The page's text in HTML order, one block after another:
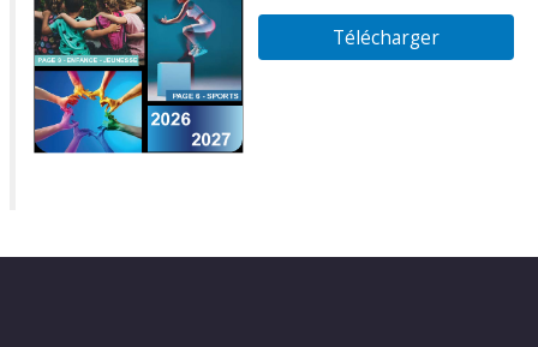
Télécharger